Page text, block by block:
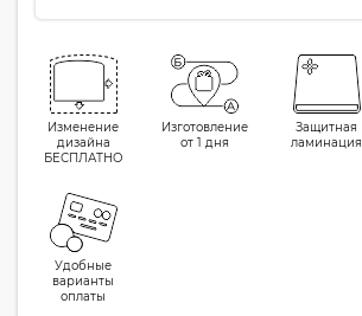
Изменение
дизайна
БЕСПЛАТНО
Изготовление
от 1 дня
Защитная
ламинация
Удобные
варианты
оплаты